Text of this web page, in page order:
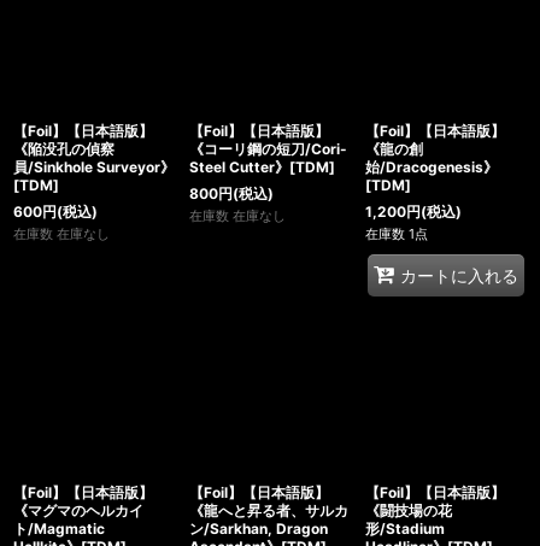
【Foil】【日本語版】
《陥没孔の偵察
員/Sinkhole Surveyor》
[TDM]
600円(税込)
在庫数 在庫なし
【Foil】【日本語版】
《コーリ鋼の短刀/Cori-
Steel Cutter》[TDM]
800円(税込)
在庫数 在庫なし
【Foil】【日本語版】
《龍の創
始/Dracogenesis》
[TDM]
1,200円(税込)
在庫数 1点
カートに入れる
【Foil】【日本語版】
《マグマのヘルカイ
ト/Magmatic
【Foil】【日本語版】
《龍へと昇る者、サルカ
ン/Sarkhan, Dragon
【Foil】【日本語版】
《闘技場の花
形/Stadium